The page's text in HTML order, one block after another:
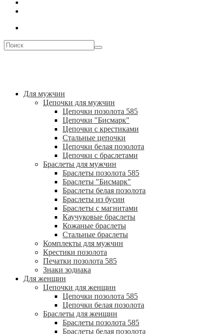
Для мужчин
Цепочки для мужчин
Цепочки позолота 585
Цепочки "Бисмарк"
Цепочки с крестиками
Стальные цепочки
Цепочки белая позолота
Цепочки с браслетами
Браслеты для мужчин
Браслеты позолота 585
Браслеты "Бисмарк"
Браслеты белая позолота
Браслеты из бусин
Браслеты с магнитами
Каучуковые браслеты
Кожаные браслеты
Стальные браслеты
Комплекты для мужчин
Крестики позолота
Печатки позолота 585
Знаки зодиака
Для женщин
Цепочки для женщин
Цепочки позолота 585
Цепочки белая позолота
Браслеты для женщин
Браслеты позолота 585
Браслеты белая позолота